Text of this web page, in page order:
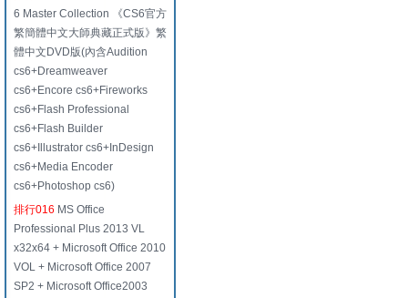
6 Master Collection 《CS6官方
繁簡體中文大師典藏正式版》繁
體中文DVD版(內含Audition
cs6+Dreamweaver
cs6+Encore cs6+Fireworks
cs6+Flash Professional
cs6+Flash Builder
cs6+Illustrator cs6+InDesign
cs6+Media Encoder
cs6+Photoshop cs6)
排行016 MS Office
Professional Plus 2013 VL
x32x64 + Microsoft Office 2010
VOL + Microsoft Office 2007
SP2 + Microsoft Office2003